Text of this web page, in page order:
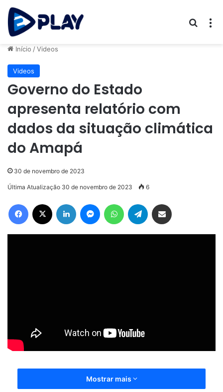
Início /Videos
Videos
Governo do Estado
apresenta relatório com
dados da situação climática
do Amapá
30 de novembro de 2023
Última Atualização 30 de novembro de 2023 6
Mostrar mais